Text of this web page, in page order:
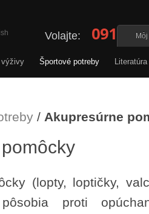
Volajte: 0911
výživy Športové potreby Literatúra
/ Akupresúrne
(lopty, loptičky,
proti